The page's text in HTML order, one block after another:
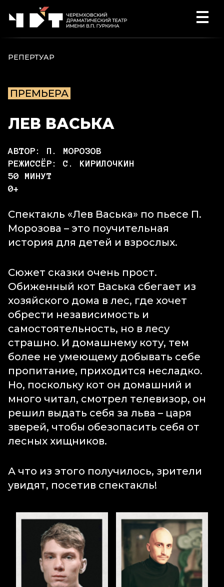
Перейти к содержимому
РЕПЕРТУАР
ПРЕМЬЕРА
ЛЕВ ВАСЬКА
АВТОР: П. МОРОЗОВ
РЕЖИССЁР: С. КИРИЛОЧКИН
50 МИНУТ
0+
Спектакль «Лев Васька» по пьесе П.
Морозова – это поучительная
история для детей и взрослых.
Сюжет сказки очень прост.
Обиженный кот Васька сбегает из
хозяйского дома в лес, где хочет
обрести независимость и
самостоятельность, но в лесу
страшно. И домашнему коту, тем
более не умеющему добывать себе
пропитание, приходится несладко.
Но, поскольку кот он домашний и
много читал, смотрел телевизор, он
решил выдать себя за льва – царя
зверей, чтобы обезопасить себя от
лесных хищников.
А что из этого получилось, зрители
увидят, посетив спектакль!